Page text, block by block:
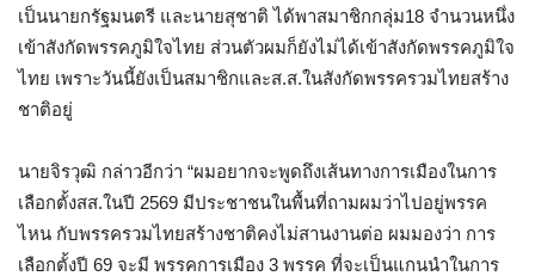
เป็นนายกรัฐมนตรี และนายสุชาติ ได้พาสมาชิกกลุ่ม18 จำนวนหนึ่ง
เข้าสังกัดพรรคภูมิใจไทย ส่วนตัวผมก็ยังไม่ได้เข้าสังกัดพรรคภูมิใจ
ไทย เพราะวันนี้ยังเป็นสมาชิกและส.ส.ในสังกัดพรรครวมไทยสร้าง
ชาติอยู่
นายจิรวุฒิ กล่าวอีกว่า “ผมอยากจะพูดถึงเส้นทางการเมืองในการ
เลือกตั้งสส.ในปี 2569 มีประชาชนในพื้นที่ถามผมว่าไปอยู่พรรค
ไหน กับพรรครวมไทยสร้างชาติคงไม่สานงานต่อ ผมมองว่า การ
เลือกตั้งปี 69 จะมี พรรคการเมือง 3 พรรค ที่จะเป็นแกนนำในการ